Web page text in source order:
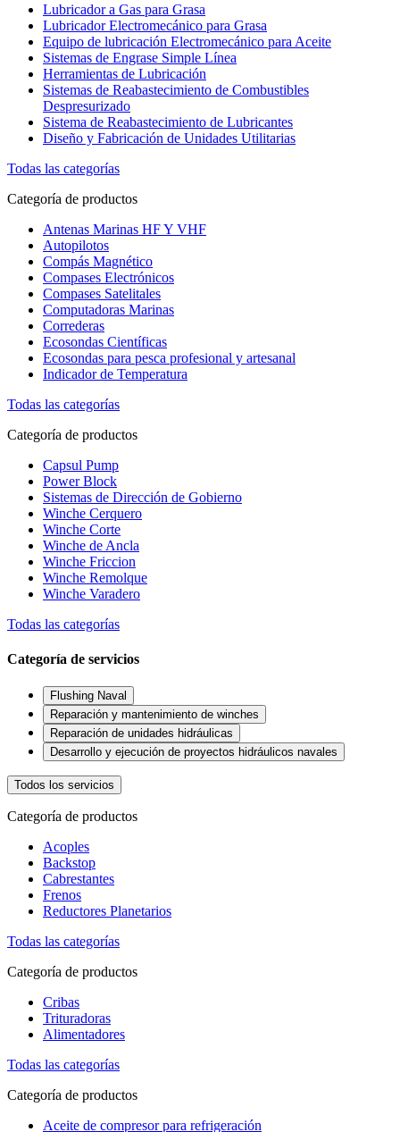
Lubricador a Gas para Grasa
Lubricador Electromecánico para Grasa
Equipo de lubricación Electromecánico para Aceite
Sistemas de Engrase Simple Línea
Herramientas de Lubricación
Sistemas de Reabastecimiento de Combustibles
Despresurizado
Sistema de Reabastecimiento de Lubricantes
Diseño y Fabricación de Unidades Utilitarias
Todas las categorías
Categoría de productos
Antenas Marinas HF Y VHF
Autopilotos
Compás Magnético
Compases Electrónicos
Compases Satelitales
Computadoras Marinas
Correderas
Ecosondas Científicas
Ecosondas para pesca profesional y artesanal
Indicador de Temperatura
Todas las categorías
Categoría de productos
Capsul Pump
Power Block
Sistemas de Dirección de Gobierno
Winche Cerquero
Winche Corte
Winche de Ancla
Winche Friccion
Winche Remolque
Winche Varadero
Todas las categorías
Categoría de servicios
Flushing Naval
Reparación y mantenimiento de winches
Reparación de unidades hidráulicas
Desarrollo y ejecución de proyectos hidráulicos navales
Todos los servicios
Categoría de productos
Acoples
Backstop
Cabrestantes
Frenos
Reductores Planetarios
Todas las categorías
Categoría de productos
Cribas
Trituradoras
Alimentadores
Todas las categorías
Categoría de productos
Aceite de compresor para refrigeración